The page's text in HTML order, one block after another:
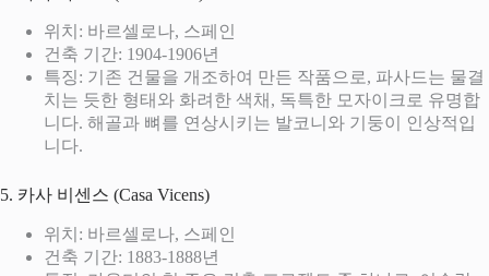
위치: 바르셀로나, 스페인
건축 기간: 1904-1906년
특징: 기존 건물을 개조하여 만든 작품으로, 파사드는 물결
치는 듯한 형태와 화려한 색채, 독특한 모자이크로 유명합
니다. 해골과 뼈를 연상시키는 발코니와 기둥이 인상적입
니다.
5. 카사 비센스 (Casa Vicens)
위치: 바르셀로나, 스페인
건축 기간: 1883-1888년